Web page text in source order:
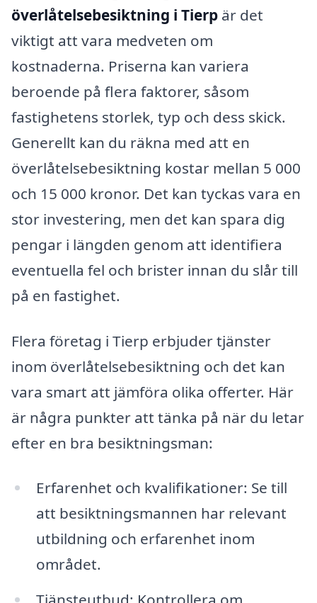
överlåtelsebesiktning i Tierp är det
viktigt att vara medveten om
kostnaderna. Priserna kan variera
beroende på flera faktorer, såsom
fastighetens storlek, typ och dess skick.
Generellt kan du räkna med att en
överlåtelsebesiktning kostar mellan 5 000
och 15 000 kronor. Det kan tyckas vara en
stor investering, men det kan spara dig
pengar i längden genom att identifiera
eventuella fel och brister innan du slår till
på en fastighet.
Flera företag i Tierp erbjuder tjänster
inom överlåtelsebesiktning och det kan
vara smart att jämföra olika offerter. Här
är några punkter att tänka på när du letar
efter en bra besiktningsman:
Erfarenhet och kvalifikationer: Se till
att besiktningsmannen har relevant
utbildning och erfarenhet inom
området.